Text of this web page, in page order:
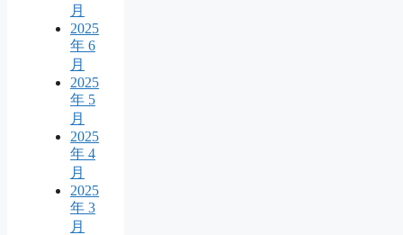
月
2025
年 6
月
2025
年 5
月
2025
年 4
月
2025
年 3
月